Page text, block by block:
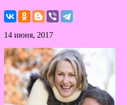
14 июня, 2017